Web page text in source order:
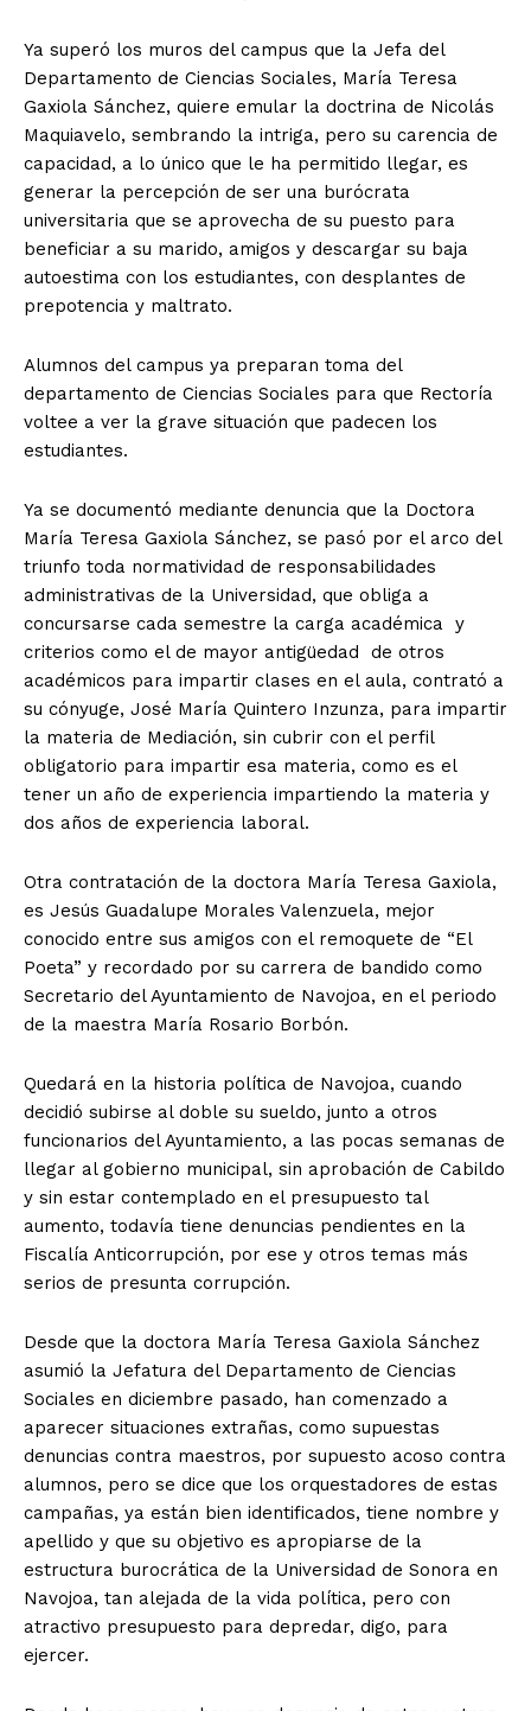
Ya superó los muros del campus que la Jefa del
Departamento de Ciencias Sociales, María Teresa
Gaxiola Sánchez, quiere emular la doctrina de Nicolás
Maquiavelo, sembrando la intriga, pero su carencia de
capacidad, a lo único que le ha permitido llegar, es
generar la percepción de ser una burócrata
universitaria que se aprovecha de su puesto para
beneficiar a su marido, amigos y descargar su baja
autoestima con los estudiantes, con desplantes de
prepotencia y maltrato.
Alumnos del campus ya preparan toma del
departamento de Ciencias Sociales para que Rectoría
voltee a ver la grave situación que padecen los
estudiantes.
Ya se documentó mediante denuncia que la Doctora
María Teresa Gaxiola Sánchez, se pasó por el arco del
triunfo toda normatividad de responsabilidades
administrativas de la Universidad, que obliga a
concursarse cada semestre la carga académica y
criterios como el de mayor antigüedad de otros
académicos para impartir clases en el aula, contrató a
su cónyuge, José María Quintero Inzunza, para impartir
la materia de Mediación, sin cubrir con el perfil
obligatorio para impartir esa materia, como es el
tener un año de experiencia impartiendo la materia y
dos años de experiencia laboral.
Otra contratación de la doctora María Teresa Gaxiola,
es Jesús Guadalupe Morales Valenzuela, mejor
conocido entre sus amigos con el remoquete de “El
Poeta” y recordado por su carrera de bandido como
Secretario del Ayuntamiento de Navojoa, en el periodo
de la maestra María Rosario Borbón.
Quedará en la historia política de Navojoa, cuando
decidió subirse al doble su sueldo, junto a otros
funcionarios del Ayuntamiento, a las pocas semanas de
llegar al gobierno municipal, sin aprobación de Cabildo
y sin estar contemplado en el presupuesto tal
aumento, todavía tiene denuncias pendientes en la
Fiscalía Anticorrupción, por ese y otros temas más
serios de presunta corrupción.
Desde que la doctora María Teresa Gaxiola Sánchez
asumió la Jefatura del Departamento de Ciencias
Sociales en diciembre pasado, han comenzado a
aparecer situaciones extrañas, como supuestas
denuncias contra maestros, por supuesto acoso contra
alumnos, pero se dice que los orquestadores de estas
campañas, ya están bien identificados, tiene nombre y
apellido y que su objetivo es apropiarse de la
estructura burocrática de la Universidad de Sonora en
Navojoa, tan alejada de la vida política, pero con
atractivo presupuesto para depredar, digo, para
ejercer.